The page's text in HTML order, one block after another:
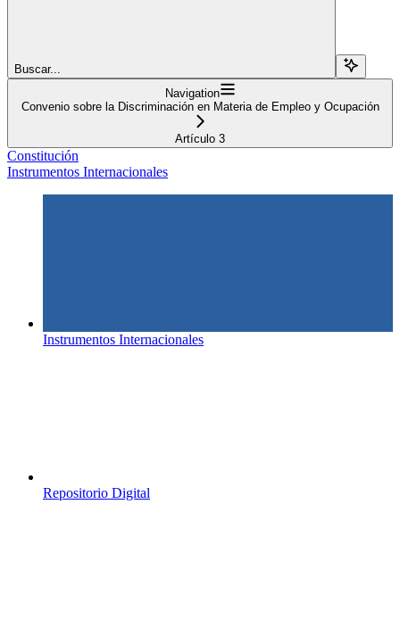
Buscar...
Navigation
Convenio sobre la Discriminación en Materia de Empleo y Ocupación
Artículo 3
Constitución
Instrumentos Internacionales
Instrumentos Internacionales
Repositorio Digital